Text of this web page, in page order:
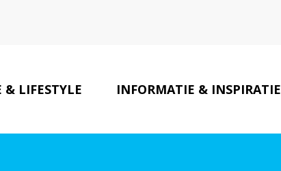
LIFESTYLE INFORMATIE & INSPIRATIE